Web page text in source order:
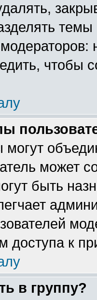
чтобы
может
быть
доступа к
в группу?